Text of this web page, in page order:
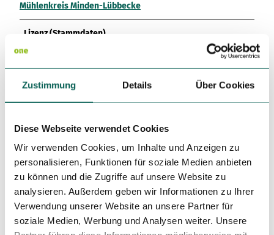
Zustimmung Details Über Cookies
Diese Webseite verwendet Cookies
Wir verwenden Cookies, um Inhalte und Anzeigen zu
personalisieren, Funktionen für soziale Medien anbieten
zu können und die Zugriffe auf unsere Website zu
analysieren. Außerdem geben wir Informationen zu Ihrer
Verwendung unserer Website an unsere Partner für
soziale Medien, Werbung und Analysen weiter. Unsere
Mühlenkreis Minden-Lübbecke
Lizenz (Stammdaten)
Mühlenkreis Minden-Lübbecke
Unsere Tipps für Lebensmittelautomaten:
Eier vom Biohof Mohme - Hahnenkampstraße 64,
32549 Bad Oeynhausen
Hähnchen, Eier, Kartoffeln, Nudeln, Honig, Curry, Chili
con Carne, Bolognese, Fond vom Biohof Mohme -
Detmolder Straße 67, 32545 Bad Oeynhausen,
Bäckerei Hensel
Eis vom Eiscafé Venezia - Meißener Str. 21, 32457